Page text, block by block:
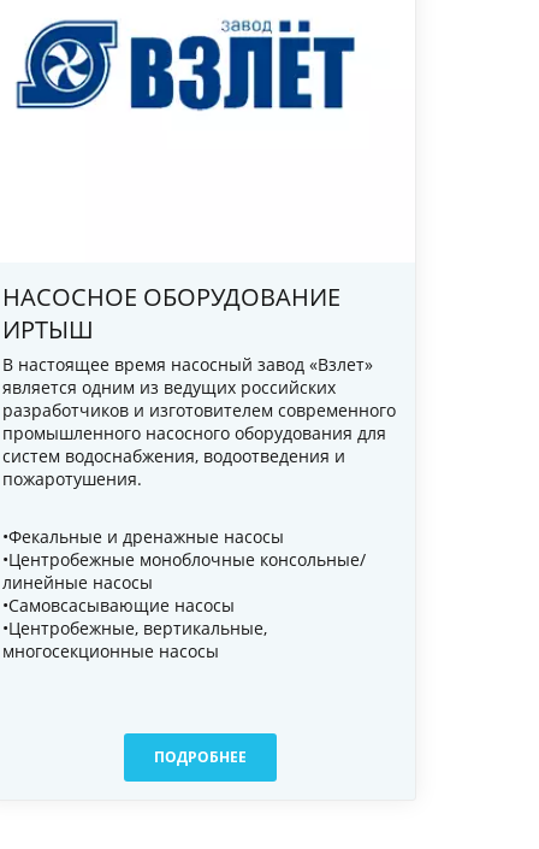
НАСОСНОЕ ОБОРУДОВАНИЕ
ИРТЫШ
В настоящее время насосный завод «Взлет»
является одним из ведущих российских
разработчиков и изготовителем современного
промышленного насосного оборудования для
систем водоснабжения, водоотведения и
пожаротушения.
•Фекальные и дренажные насосы
•Центробежные моноблочные консольные/
линейные насосы
•Самовсасывающие насосы
•Центробежные, вертикальные,
многосекционные насосы
ПОДРОБНЕЕ